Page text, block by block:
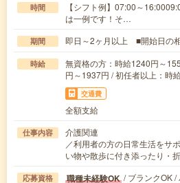
時間
【シフト例】07:00～
は一例です！そ…
期間 即日～2ヶ月以上 ■開始日の
時給
無資格の方：時給1240円～
円～1937円 / 初任者以上：時
交通費
全額支給
仕事内容
介護関連
／利用者の方の日常生活を
い物や散歩に付き添ったり・
応募資格 職種未経験OK / ブランクOK /